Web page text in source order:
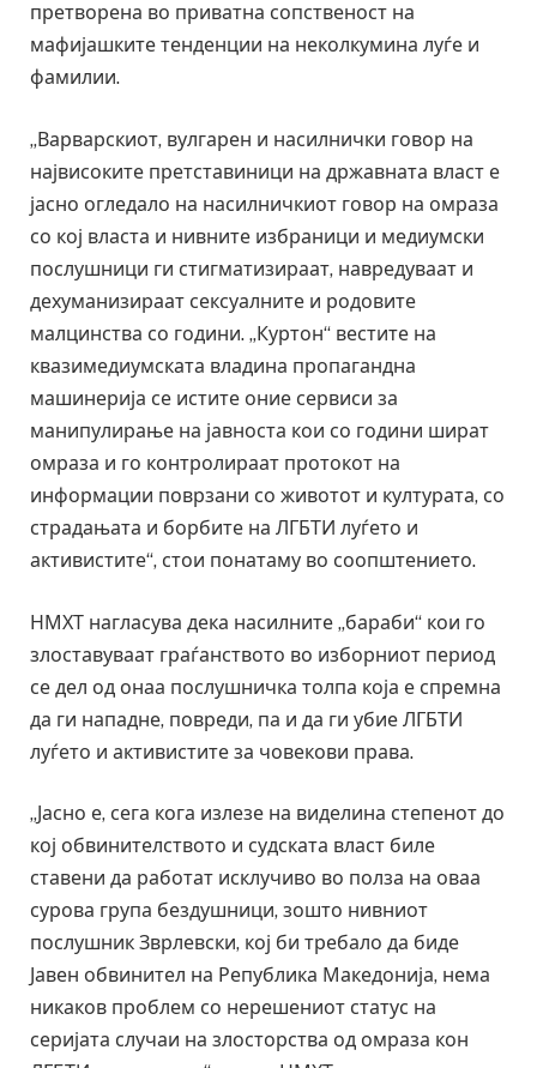
претворена во приватна сопственост на
мафијашките тенденции на неколкумина луѓе и
фамилии.
„Варварскиот, вулгарен и насилнички говор на
највисоките претставиници на државната власт е
јасно огледало на насилничкиот говор на омраза
со кој власта и нивните избраници и медиумски
послушници ги стигматизираат, навредуваат и
дехуманизираат сексуалните и родовите
малцинства со години. „Куртон“ вестите на
квазимедиумската владина пропагандна
машинерија се истите оние сервиси за
манипулирање на јавноста кои со години шират
омраза и го контролираат протокот на
информации поврзани со животот и културата, со
страдањата и борбите на ЛГБТИ луѓето и
активистите“, стои понатаму во соопштението.
НМХТ нагласува дека насилните „бараби“ кои го
злоставуваат граѓанството во изборниот период
се дел од онаа послушничка толпа која е спремна
да ги нападне, повреди, па и да ги убие ЛГБТИ
луѓето и активистите за човекови права.
„Јасно е, сега кога излезе на виделина степенот до
кој обвинителството и судската власт биле
ставени да работат исклучиво во полза на оваа
сурова група бездушници, зошто нивниот
послушник Зврлевски, кој би требало да биде
Јавен обвинител на Република Македонија, нема
никаков проблем со нерешениот статус на
серијата случаи на злосторства од омраза кон